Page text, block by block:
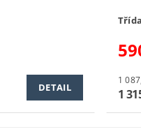
DETAIL 1